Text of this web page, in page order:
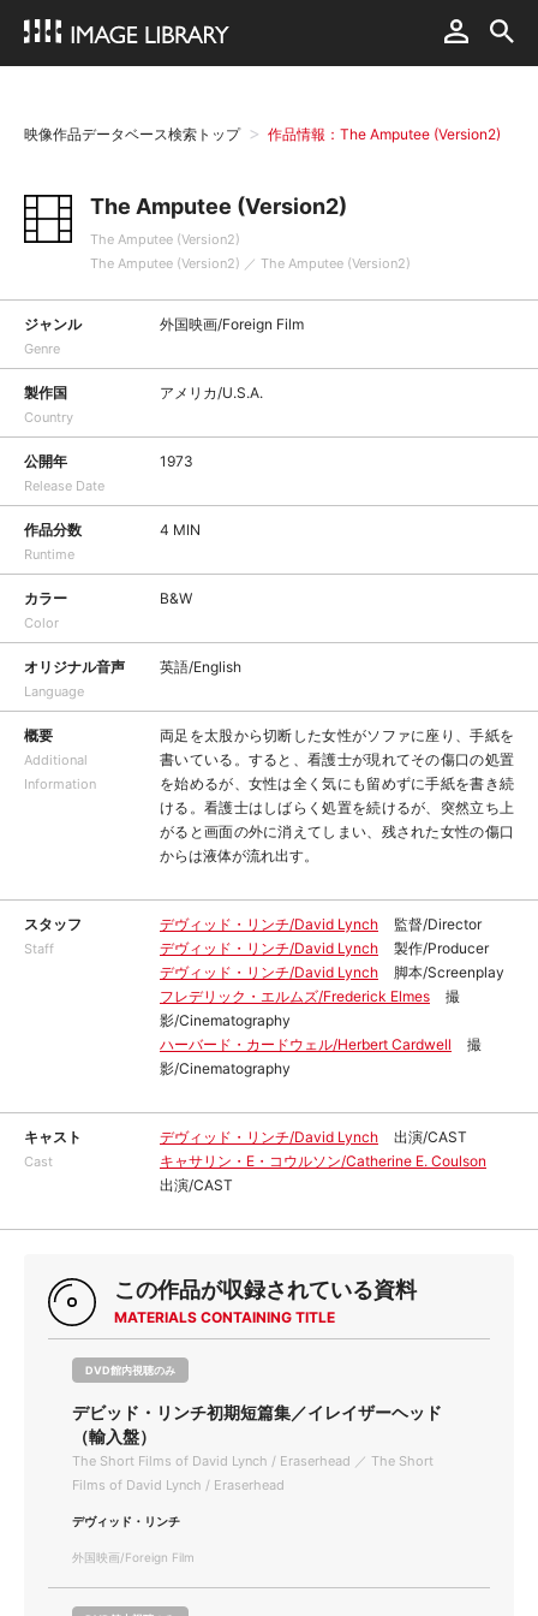
映像作品データベース検索トップ 作品情報：The Amputee (Version2)
The Amputee (Version2)
The Amputee (Version2)
The Amputee (Version2) ／ The Amputee (Version2)
ジャンル
Genre
外国映画/Foreign Film
製作国
Country
アメリカ/U.S.A.
公開年
Release Date
1973
作品分数
Runtime
4 MIN
カラー
Color
B&W
オリジナル音声
Language
英語/English
概要
Additional
Information
両足を太股から切断した女性がソファに座り、手紙を
書いている。すると、看護士が現れてその傷口の処置
を始めるが、女性は全く気にも留めずに手紙を書き続
ける。看護士はしばらく処置を続けるが、突然立ち上
がると画面の外に消えてしまい、残された女性の傷口
からは液体が流れ出す。
スタッフ
Staff
デヴィッド・リンチ/David Lynch
監督/Director
デヴィッド・リンチ/David Lynch
製作/Producer
デヴィッド・リンチ/David Lynch
脚本/Screenplay
フレデリック・エルムズ/Frederick Elmes
撮
影/Cinematography
ハーバード・カードウェル/Herbert Cardwell
撮
影/Cinematography
キャスト
Cast
デヴィッド・リンチ/David Lynch
出演/CAST
キャサリン・E・コウルソン/Catherine E. Coulson
出演/CAST
この作品が収録されている資料
MATERIALS CONTAINING TITLE
DVD館内視聴のみ
デビッド・リンチ初期短篇集／イレイザーヘッド
（輸入盤）
The Short Films of David Lynch / Eraserhead ／ The Short
Films of David Lynch / Eraserhead
デヴィッド・リンチ
外国映画/Foreign Film